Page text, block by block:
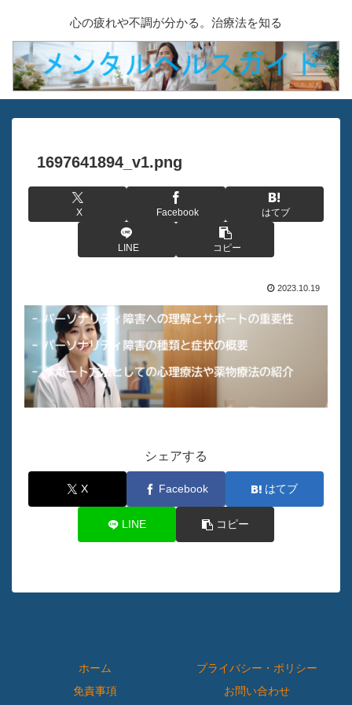
心の疲れや不調が分かる。治療法を知る
1697641894_v1.png
X Facebook はてブ
LINE コピー
2023.10.19
シェアする
X Facebook はてブ
LINE コピー
ホーム
プライバシー・ポリシー
免責事項
お問い合わせ